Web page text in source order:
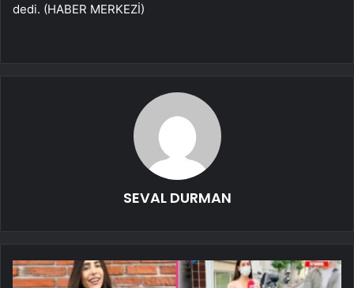
dedi. (HABER MERKEZİ)
SEVAL DURMAN